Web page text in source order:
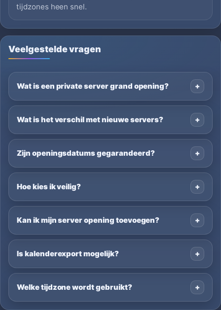
tijdzones heen snel.
Veelgestelde vragen
Wat is een private server grand opening?
Wat is het verschil met nieuwe servers?
Zijn openingsdatums gegarandeerd?
Hoe kies ik veilig?
Kan ik mijn server opening toevoegen?
Is kalenderexport mogelijk?
Welke tijdzone wordt gebruikt?